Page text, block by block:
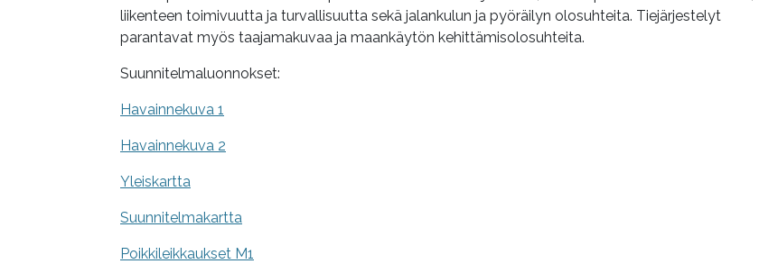
liikenteen toimivuutta ja turvallisuutta sekä jalankulun ja pyöräilyn olosuhteita. Tiejärjestelyt
parantavat myös taajamakuvaa ja maankäytön kehittämisolosuhteita.
Suunnitelmaluonnokset:
Havainnekuva 1
Havainnekuva 2
Yleiskartta
Suunnitelmakartta
Poikkileikkaukset M1